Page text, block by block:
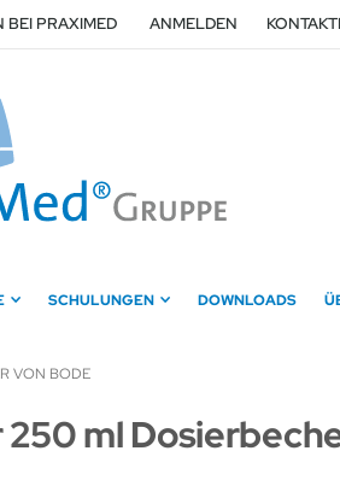
BEI PRAXIMED ANMELDEN
SCHULUNGEN DOWNLOADS
VON BODE
ml